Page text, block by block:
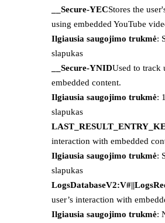
__Secure-YECStores the
using embedded YouTube
Ilgiausia saugojimo trukmė:
slapukas
__Secure-YNIDUsed to track
embedded content.
Ilgiausia saugojimo trukmė:
slapukas
interaction with embedded
Ilgiausia saugojimo trukmė:
slapukas
user’s interaction with
Ilgiausia saugojimo trukmė: